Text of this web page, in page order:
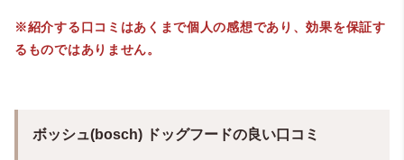
※紹介する口コミはあくまで個人の感想であり、効果を保証す
るものではありません。
ボッシュ(bosch) ドッグフードの良い口コミ